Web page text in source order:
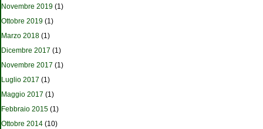
Novembre 2019 (1)
Ottobre 2019 (1)
Marzo 2018 (1)
Dicembre 2017 (1)
Novembre 2017 (1)
Luglio 2017 (1)
Maggio 2017 (1)
Febbraio 2015 (1)
Ottobre 2014 (10)